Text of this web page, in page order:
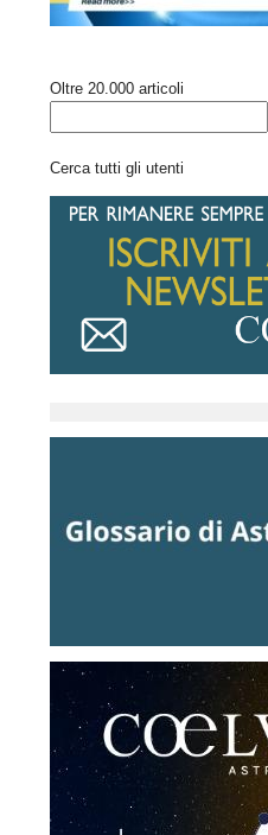
Oltre 20.000 articoli
Cerca tutti gli utenti